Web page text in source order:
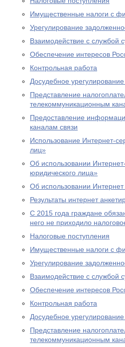
Имущественные налоги с
Урегулирование
Взаимодействие с службой
Обеспечение интересов
Контрольная работа
Досудебное
Представление
телекоммуникационным
Предоставление
каналам связи
Использование Интернет-
лиц»
Об использовании
юридического лица»
Об использовании
Результаты интернет
С 2015 года граждане
него не приходило
Налоговые поступления
Имущественные налоги с
Урегулирование
Взаимодействие с службой
Обеспечение интересов
Контрольная работа
Досудебное
Представление
телекоммуникационным